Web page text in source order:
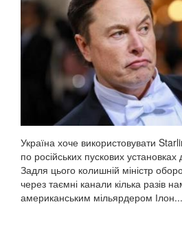
Україна хоче використовувати
по російських пускових
Задля цього колишній міністр
через таємні канали кілька разів
американським мільярдером Ілон...